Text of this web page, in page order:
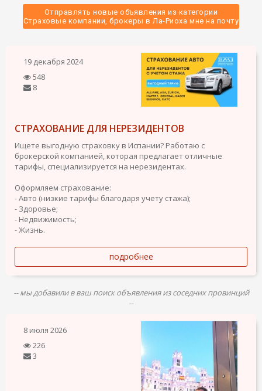
Отправлять новые объявления из категории
Страховые компании, брокеры в Ла-Риоха мне на почту
19 декабря 2024
548
8
СТРАХОВАНИЕ ДЛЯ НЕРЕЗИДЕНТОВ
Ищете выгодную страховку в Испании? Работаю с
брокерской компанией, которая предлагает отличные
тарифы, специализируется на нерезидентах.
Оформляем страхование:
- Авто (низкие тарифы благодаря учету стажа);
- Здоровье;
- Недвижимость;
- Жизнь.
подробнее
-- мы добавили в ваш поиск объявления из соседних провинций
--
8 июля 2026
226
3